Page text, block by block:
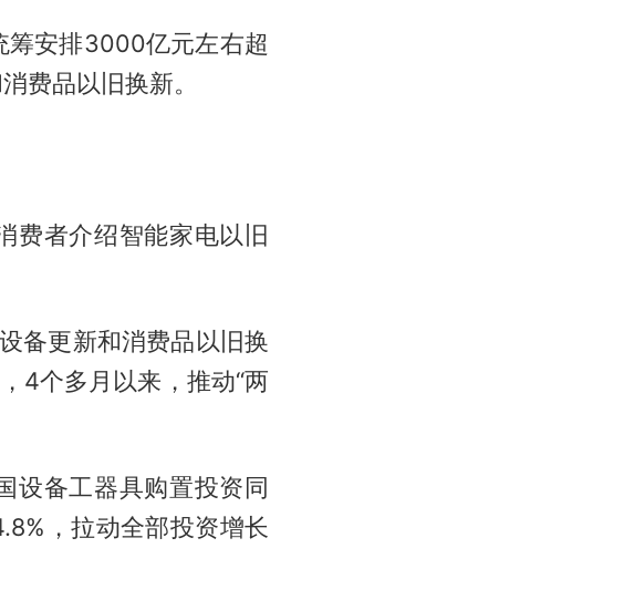
筹安排3000亿元左右超
费品以旧换新。
费者介绍智能家电以旧
备更新和消费品以旧换
4个多月以来，推动“两
设备工器具购置投资同
，拉动全部投资增长